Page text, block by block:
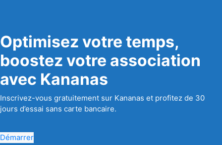
Optimisez votre temps,
boostez votre association
avec Kananas
Inscrivez-vous gratuitement sur Kananas et profitez de 30
jours d’essai sans carte bancaire.
Démarrer